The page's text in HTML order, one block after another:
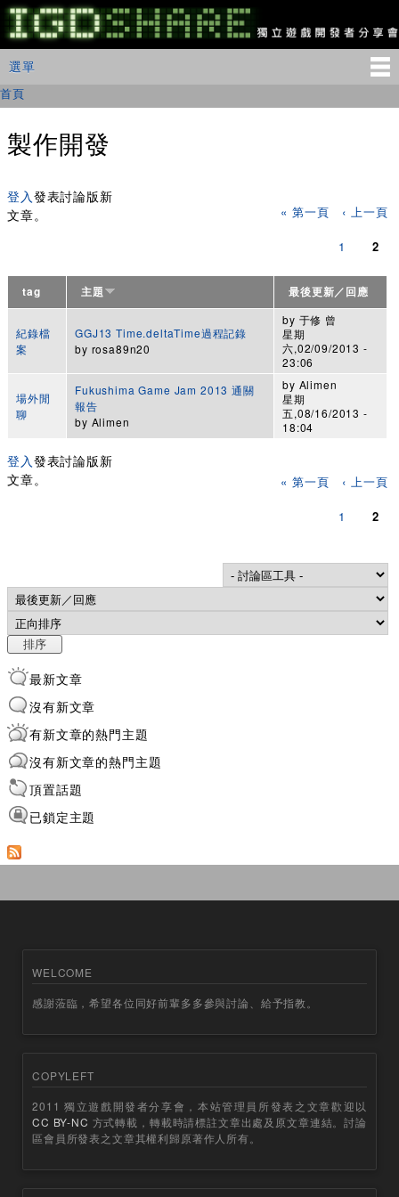
移
至
主
IGDSHARE
獨
遊
開
發
享
會
主選單
選單
您在這裡
首頁
製作開發
登入 發表討論版新
文章。
« 第一頁 ‹ 上一頁
1 2
tag 主題 最後更新／回應
紀錄檔
案
GGJ13 Time.deltaTime過程記錄
by rosa89n20
by 于修 曾
星期
六,02/09/2013 -
23:06
場外閒
聊
Fukushima Game Jam 2013 通關
報告
by Alimen
by Alimen
星期
五,08/16/2013 -
18:04
登入 發表討論版新
文章。
頁面
« 第一頁 ‹ 上一頁
1 2
Order by
排序
最新文章
沒有新文章
有新文章的熱門主題
沒有新文章的熱門主題
頂置話題
已鎖定主題
WELCOME
感謝蒞臨，希望各位同好前輩多多參與討論、給予指教。
COPYLEFT
2011 獨立遊戲開發者分享會，本站管理員所發表之文章歡迎以
CC BY-NC 方式轉載，轉載時請標註文章出處及原文章連結。討論
區會員所發表之文章其權利歸原著作人所有。